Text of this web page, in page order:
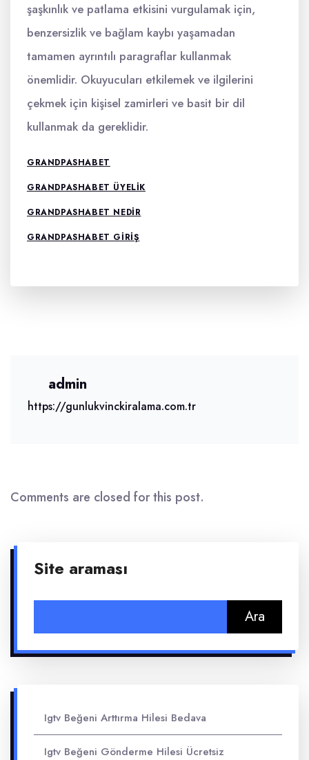
şaşkınlık ve patlama etkisini vurgulamak için,
benzersizlik ve bağlam kaybı yaşamadan
tamamen ayrıntılı paragraflar kullanmak
önemlidir. Okuyucuları etkilemek ve ilgilerini
çekmek için kişisel zamirleri ve basit bir dil
kullanmak da gereklidir.
GRANDPASHABET
GRANDPASHABET ÜYELIK
GRANDPASHABET NEDIR
GRANDPASHABET GIRIŞ
admin
https://gunlukvinckiralama.com.tr
Comments are closed for this post.
Site araması
Igtv Beğeni Arttırma Hilesi Bedava
Igtv Beğeni Gönderme Hilesi Ücretsiz